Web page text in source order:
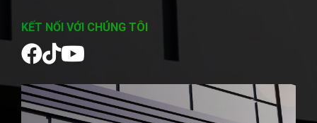
KẾT NỐI VỚI CHÚNG TÔI